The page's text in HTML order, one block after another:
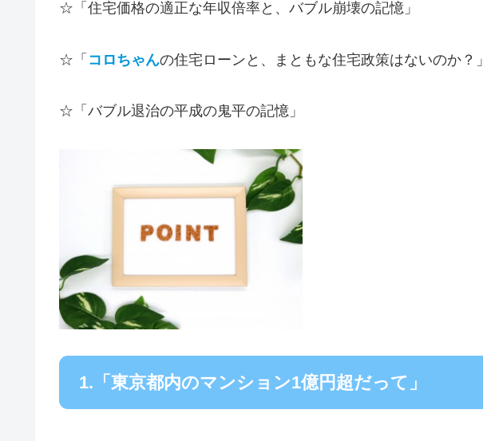
☆「住宅価格の適正な年収倍率と、バブル崩壊の記憶」
☆「 コロちゃんの住宅ローンと、まともな住宅政策はないのか？」
☆「バブル退治の平成の鬼平の記憶」
1.「東京都内のマンション1億円超だって」